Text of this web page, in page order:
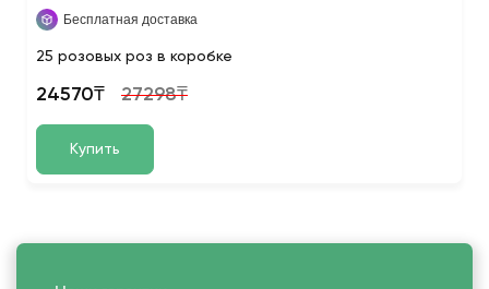
Бесплатная доставка
25 розовых роз в коробке
24570₸ 27298₸
Купить